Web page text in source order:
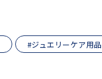
#ジュエリーケア用品